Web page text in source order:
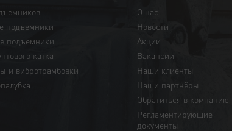
подъемники
подъемники
катка
и вибротрамбовки
О нас
Новости
Акции
Вакансии
Наши клиенты
Наши партнёры
Обратиться в компанию
Регламентирующие
документы